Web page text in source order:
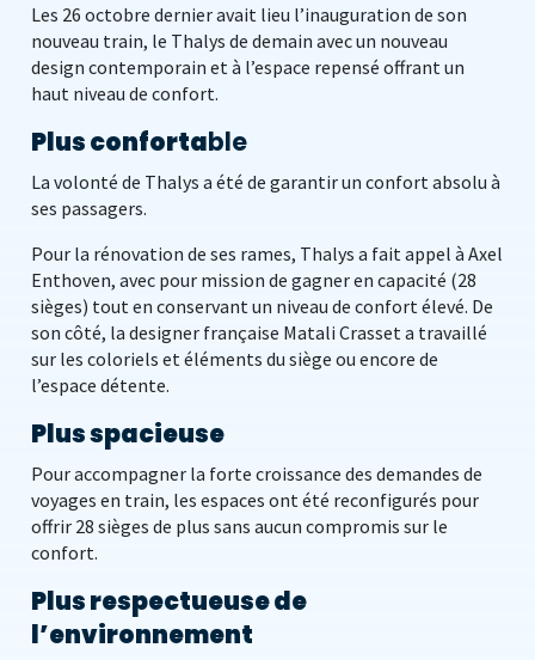
Les 26 octobre dernier avait lieu l’inauguration de son
nouveau train, le Thalys de demain avec un nouveau
design contemporain et à l’espace repensé offrant un
haut niveau de confort.
Plus confortable
La volonté de Thalys a été de garantir un confort absolu à
ses passagers.
Pour la rénovation de ses rames, Thalys a fait appel à Axel
Enthoven, avec pour mission de gagner en capacité (28
sièges) tout en conservant un niveau de confort élevé. De
son côté, la designer française Matali Crasset a travaillé
sur les coloriels et éléments du siège ou encore de
l’espace détente.
Plus spacieuse
Pour accompagner la forte croissance des demandes de
voyages en train, les espaces ont été reconfigurés pour
offrir 28 sièges de plus sans aucun compromis sur le
confort.
Plus respectueuse de
l’environnement